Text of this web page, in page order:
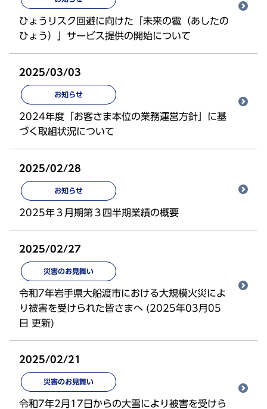
ひょうリスク回避に向けた「未来の雹（あしたの
ひょう）」サービス提供の開始について
2025/03/03
お知らせ
2024年度「お客さま本位の業務運営方針」に基
づく取組状況について
2025/02/28
お知らせ
2025年３月期第３四半期業績の概要
2025/02/27
災害のお見舞い
令和7年岩手県大船渡市における大規模火災によ
り被害を受けられた皆さまへ (2025年03月05
日 更新)
2025/02/21
災害のお見舞い
令和7年2月17日からの大雪により被害を受けら